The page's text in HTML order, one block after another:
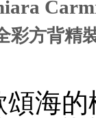
彩方背精
頌海